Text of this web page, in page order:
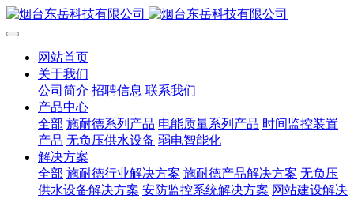
网站首页
关于我们
公司简介 招聘信息 联系我们
产品中心
全部 施耐德系列产品 电能质量系列产品 时间监控装置
产品 无负压供水设备 弱电智能化
解决方案
全部 施耐德行业解决方案 施耐德产品解决方案 无负压
供水设备解决方案 安防监控系统解决方案 网站建设解决